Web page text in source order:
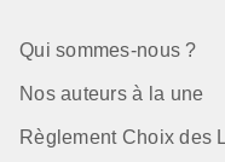
Qui sommes-nous ?
Nos auteurs à la une
Règlement Choix des